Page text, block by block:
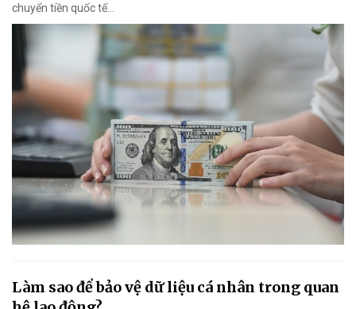
chuyển tiền quốc tế...
Làm sao để bảo vệ dữ liệu cá nhân trong quan